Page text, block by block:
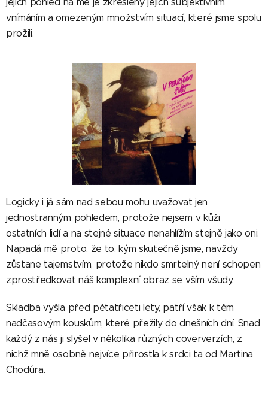
vnímáním a omezeným množstvím situací, které jsme spolu
prožili.
Logicky i já sám nad sebou mohu uvažovat jen
jednostranným pohledem, protože nejsem v kůži
ostatních lidí a na stejné situace nenahlížím stejně jako oni.
Napadá mě proto, že to, kým skutečně jsme, navždy
zůstane tajemstvím, protože nikdo smrtelný není schopen
zprostředkovat náš komplexní obraz se vším všudy.
Skladba vyšla před pětatřiceti lety, patří však k těm
nadčasovým kouskům, které přežily do dnešních dní. Snad
každý z nás ji slyšel v několika různých coververzích, z
nichž mně osobně nejvíce přirostla k srdci ta od Martina
Chodúra.